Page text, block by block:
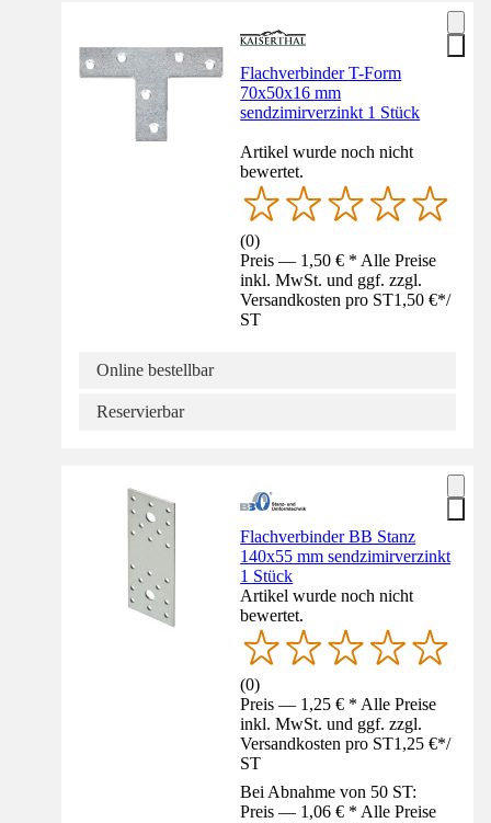
Flachverbinder T-Form
70x50x16 mm
sendzimirverzinkt 1 Stück
Artikel wurde noch nicht
bewertet.
(0)
Preis — 1,50 € * Alle Preise
inkl. MwSt. und ggf. zzgl.
Versandkosten pro ST1,50 €*/
ST
Online bestellbar
Reservierbar
Flachverbinder BB Stanz
140x55 mm sendzimirverzinkt
1 Stück
Artikel wurde noch nicht
bewertet.
(0)
Preis — 1,25 € * Alle Preise
inkl. MwSt. und ggf. zzgl.
Versandkosten pro ST1,25 €*/
ST
Bei Abnahme von 50 ST:
Preis — 1,06 € * Alle Preise